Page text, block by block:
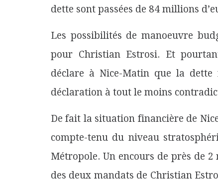
dette sont passées de 84 millions
Les possibilités de manoeuvre
pour Christian Estrosi. Et
déclare à Nice-Matin que la
déclaration à tout le moins
De fait la situation financière de
compte-tenu du niveau
Métropole. Un encours de près de
des deux mandats de Christian